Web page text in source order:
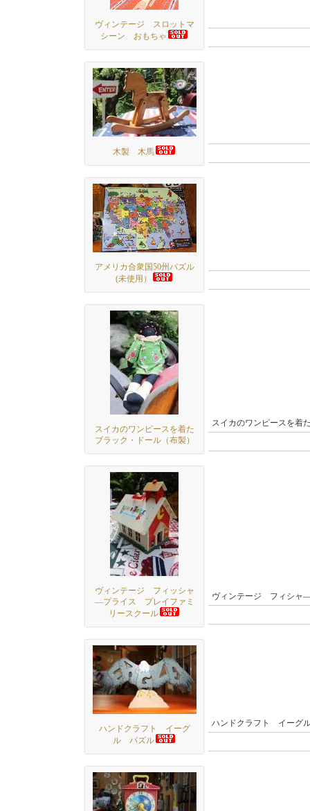
ヴィンテージ スロットマ
シーン おもちゃ
木製 木馬
アメリカ合衆国50州パズル
(未使用）
スイカのワンピースを着た
ブラック・ドール（布製）
スイカのワンピースを着
ヴィンテージ フィッシャ
―プライス プレイファミ
リースクール
ヴィンテージ フィシ
ハンドクラフト イーグ
ル パズル
ハンドクラフト イーグ